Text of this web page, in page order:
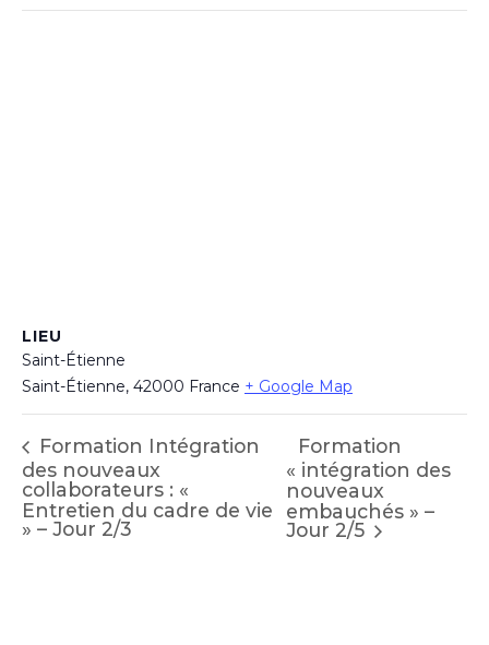
LIEU
Saint-Étienne
Saint-Étienne, 42000 France + Google Map
Formation Intégration
des nouveaux
collaborateurs : «
Entretien du cadre de vie
» – Jour 2/3
Formation
« intégration des
nouveaux
embauchés » –
Jour 2/5